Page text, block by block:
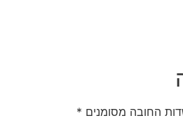
החובה מסומנים*